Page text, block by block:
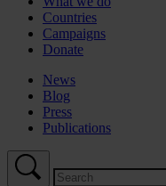
Countries
Campaigns
Donate
News
Blog
Press
Publications